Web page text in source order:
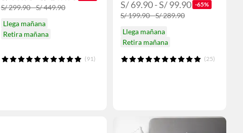
S/ 299.90 - S/ 449.90
Llega mañana
Retira mañana
(91)
S/ 69.90 - S/ 99.90 -65%
S/ 199.90 - S/ 289.90
Llega mañana
Retira mañana
(25)